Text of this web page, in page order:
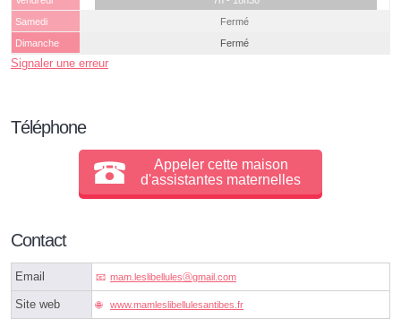
Samedi
Fermé
Dimanche
Fermé
Signaler une erreur
Téléphone
Appeler cette maison
d'assistantes maternelles
Contact
Email mam.leslibellulesⓐgmail.com
Site web www.mamleslibellulesantibes.fr